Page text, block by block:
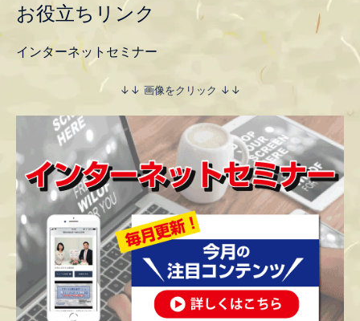
お役立ちリンク
インターネットセミナー
↓↓ 画像をクリック ↓↓